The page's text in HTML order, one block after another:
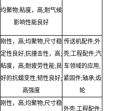
均聚物;粘度，高;耐气候
影响性能良好
刚性，高;均聚物;尺寸稳
定性良好;抗撞击性，高;
粘度，高;耐疲劳性能;良
好的抗蠕变性;韧性良好;
高强度
传送机配件;外
壳;工程配件;汽
车领域的应用;
紧固件;轴承;齿
轮
刚性，高;均聚物;尺寸稳
外壳;工程配件;